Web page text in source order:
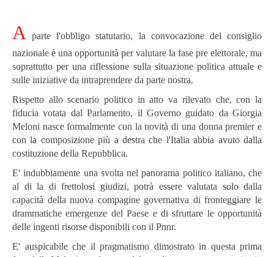
A
parte l'obbligo statutario, la convocazione del consiglio
nazionale è una opportunità per valutare la fase pre elettorale, ma
soprattutto per una riflessione sulla situazione politica attuale e
sulle iniziative da intraprendere da parte nostra.
Rispetto allo scenario politico in atto va rilevato che, con la
fiducia votata dal Parlamento, il Governo guidato da Giorgia
Meloni nasce formalmente con la novità di una donna premier e
con la composizione più a destra che l'Italia abbia avuto dalla
costituzione della Repubblica.
E' indubbiamente una svolta nel panorama politico italiano, che
al di la di frettolosi giudizi, potrà essere valutata solo dalla
capacità della nuova compagine governativa di fronteggiare le
drammatiche emergenze del Paese e di sfruttare le opportunità
delle ingenti risorse disponibili con il Pnnr.
E' auspicabile che il pragmatismo dimostrato in questa prima